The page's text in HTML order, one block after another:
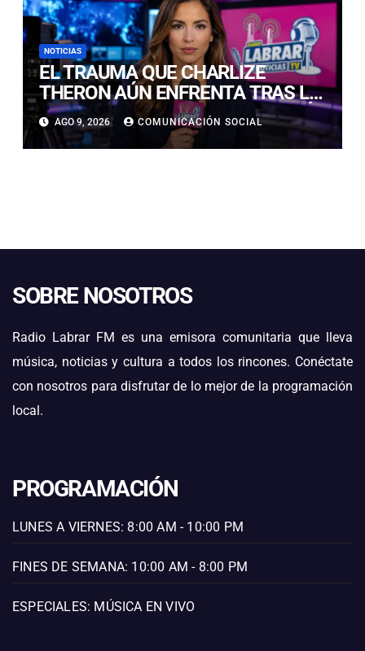
NOTICIAS
EL TRAUMA QUE CHARLIZE
THERON AÚN ENFRENTA TRAS LA
NOCHE EN QUE SU MADRE MATÓ
A SU PADRE
AGO 9, 2026 COMUNICACIÓN SOCIAL
SOBRE NOSOTROS
Radio Labrar FM es una emisora comunitaria que lleva
música, noticias y cultura a todos los rincones. Conéctate
con nosotros para disfrutar de lo mejor de la programación
local.
PROGRAMACIÓN
LUNES A VIERNES: 8:00 AM - 10:00 PM
FINES DE SEMANA: 10:00 AM - 8:00 PM
ESPECIALES: MÚSICA EN VIVO